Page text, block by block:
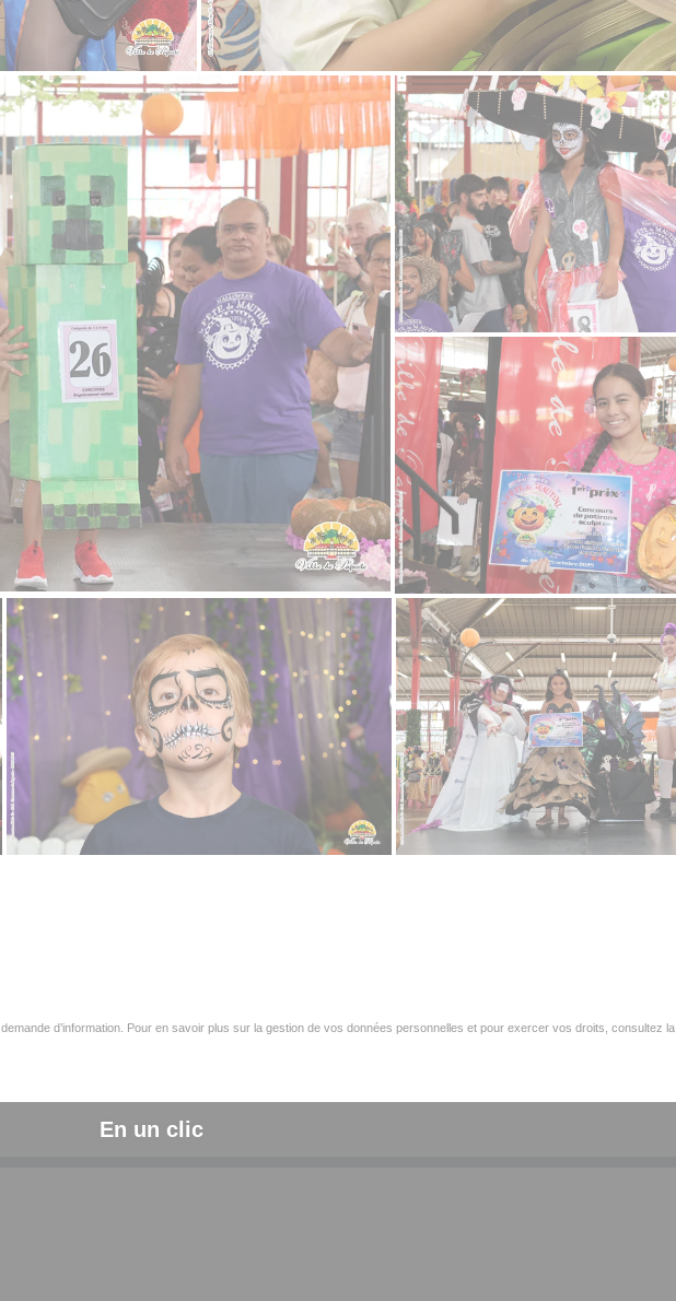
d’information. Pour en savoir plus sur la gestion de vos données personnelles et pour exercer vos droits, consultez la
En un clic